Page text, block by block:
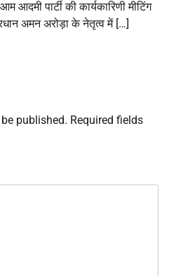
पार्टी की कार्यकारिणी मीटिंग
अमन अरोड़ा के नेतृत्व में […]
published. Required fields